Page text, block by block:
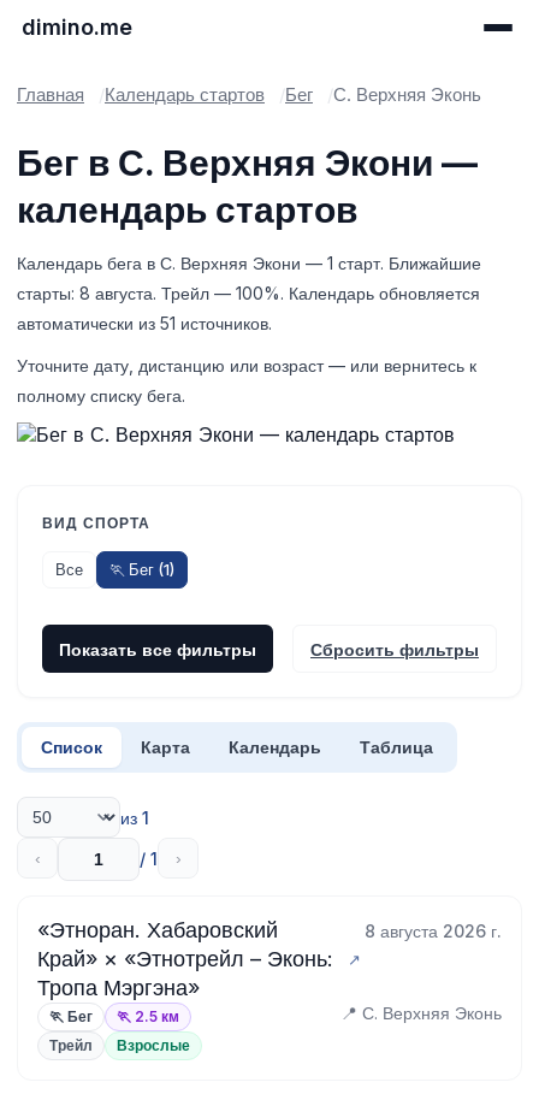
dimino.me
Главная Календарь стартов Бег С. Верхняя Эконь
Бег в С. Верхняя Экони —
календарь стартов
Календарь бега в С. Верхняя Экони — 1 старт. Ближайшие
старты: 8 августа. Трейл — 100%. Календарь обновляется
автоматически из 51 источников.
Уточните дату, дистанцию или возраст — или вернитесь к
полному списку бега.
ВИД СПОРТА
Все 🏃 Бег (1)
Показать все фильтры Сбросить фильтры
Список Карта Календарь Таблица
из 1
‹ / 1 ›
«Этноран. Хабаровский
Край» × «Этнотрейл – Эконь:
Тропа Мэргэна»
8 августа 2026 г.
🏃 Бег 🏃 2.5 км 📍 С. Верхняя Эконь
Трейл Взрослые